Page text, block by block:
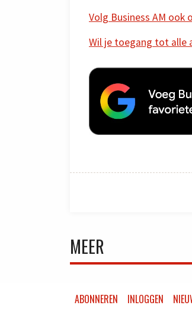
Volg Business AM ook
Wil je toegang tot alle
MEER
ABONNEREN INLOGGEN